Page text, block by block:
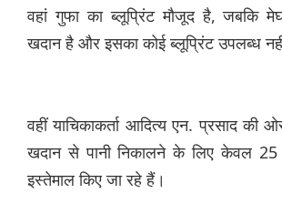
वहां गुफा का ब्लूप्रिंट मौजूद है, जबकि
खदान है और इसका कोई ब्लूप्रिंट उपलब्ध
वहीं याचिकाकर्ता आदित्य एन. प्रसाद की
खदान से पानी निकालने के लिए केवल 25
इस्तेमाल किए जा रहे हैं।